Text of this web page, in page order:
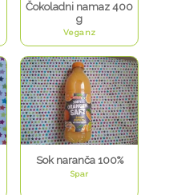
Čokoladni namaz 400
g
Veganz
Sok naranča 100%
Spar